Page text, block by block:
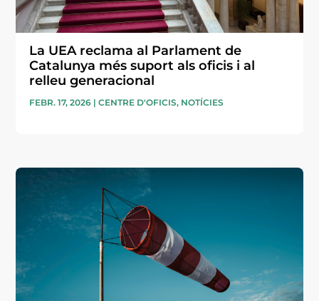
La UEA reclama al Parlament de
Catalunya més suport als oficis i al
relleu generacional
FEBR. 17, 2026 |CENTRE D'OFICIS, NOTÍCIES